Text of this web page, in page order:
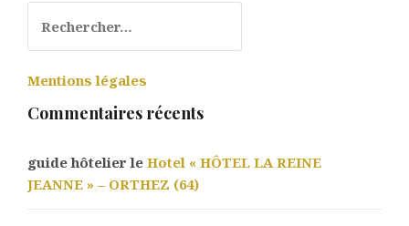
Mentions légales
Commentaires récents
guide hôtelier le Hotel « HÔTEL LA REINE
JEANNE » – ORTHEZ (64)